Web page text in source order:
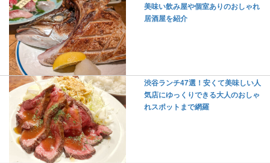
美味い飲み屋や個室ありのおしゃれ
居酒屋を紹介
渋谷ランチ47選！安くて美味しい人
気店にゆっくりできる大人のおしゃ
れスポットまで網羅